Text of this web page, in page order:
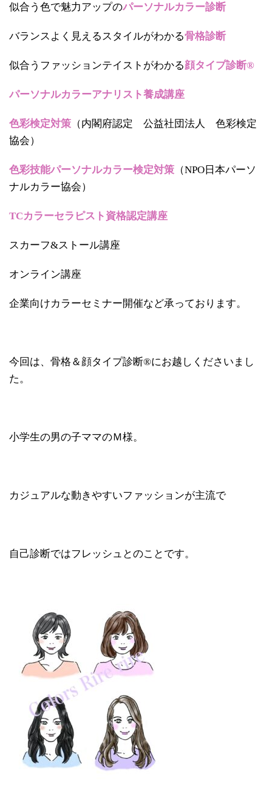
似合う色で魅力アップのパーソナルカラー診断
バランスよく見えるスタイルがわかる骨格診断
似合うファッションテイストがわかる顔タイプ診断®
パーソナルカラーアナリスト養成講座
色彩検定対策 （内閣府認定 公益社団法人 色彩検定
協会）
色彩技能パーソナルカラー検定対策 （NPO日本パーソ
ナルカラー協会）
TCカラーセラピスト資格認定講座
スカーフ&ストール講座
オンライン講座
企業向けカラーセミナー開催など承っております。
今回は、骨格＆顔タイプ診断®にお越しくださいまし
た。
小学生の男の子ママのＭ様。
カジュアルな動きやすいファッションが主流で
自己診断ではフレッシュとのことです。